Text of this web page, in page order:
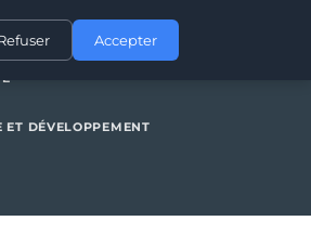
INNOVATION ET TECHNOLOGIE
ET DÉVELOPPEMENT
Accepter